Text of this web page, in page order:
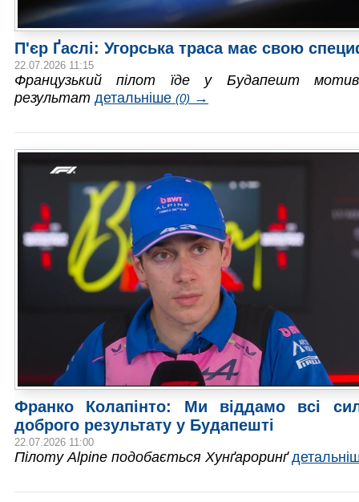
П'єр Ґаслі: Угорська траса має свою
22.07.2026 11:15
Французький пілот їде у Будапешт
результат детальніше (0) →
Франко Колапінто: Ми віддамо всі
доброго результату у Будапешті
22.07.2026 11:00
Пілоту Alpine подобається Хунґароринґ